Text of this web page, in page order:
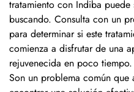
tratamiento con Indiba
buscando. Consulta con un
para determinar si este
comienza a disfrutar de una
rejuvenecida en poco tiempo.
Son un problema común que